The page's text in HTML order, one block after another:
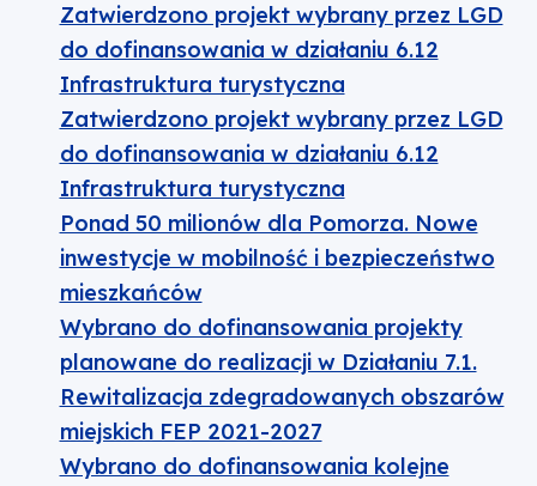
Zatwierdzono projekt wybrany przez LGD
do dofinansowania w działaniu 6.12
Infrastruktura turystyczna
Zatwierdzono projekt wybrany przez LGD
do dofinansowania w działaniu 6.12
Infrastruktura turystyczna
Ponad 50 milionów dla Pomorza. Nowe
inwestycje w mobilność i bezpieczeństwo
mieszkańców
Wybrano do dofinansowania projekty
planowane do realizacji w Działaniu 7.1.
Rewitalizacja zdegradowanych obszarów
miejskich FEP 2021-2027
Wybrano do dofinansowania kolejne